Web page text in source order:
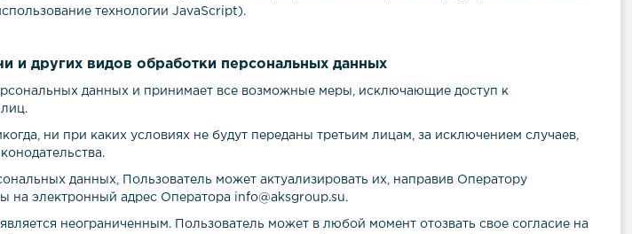
технологии JavaScript).
и других видов обработки персональных данных
данных и принимает все возможные меры, исключающие доступ к
ни при каких условиях не будут переданы третьим лицам, за исключением случаев,
данных, Пользователь может актуализировать их, направив Оператору
на электронный адрес Оператора info@aksgroup.su.
неограниченным. Пользователь может в любой момент отозвать свое согласие на